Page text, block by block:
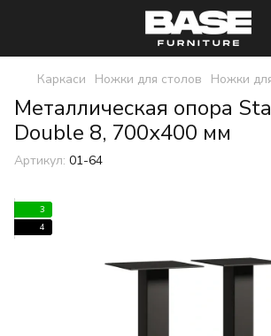
Каркаси Ножки для столов Ножки
Металлическая опора
Double 8, 700х400 мм
Артикул: 01-64
3
4